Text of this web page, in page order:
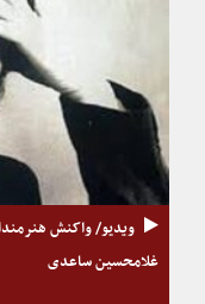
ویدیو/ واکنش
غلامحسین ساعدی